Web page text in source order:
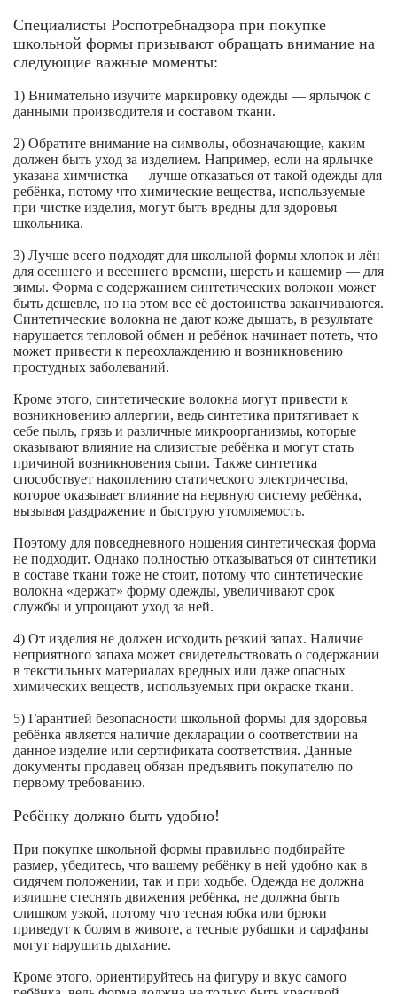
Специалисты Роспотребнадзора при покупке
школьной формы призывают обращать внимание на
следующие важные моменты:
1) Внимательно изучите маркировку одежды — ярлычок с
данными производителя и составом ткани.
2) Обратите внимание на символы, обозначающие, каким
должен быть уход за изделием. Например, если на ярлычке
указана химчистка — лучше отказаться от такой одежды для
ребёнка, потому что химические вещества, используемые
при чистке изделия, могут быть вредны для здоровья
школьника.
3) Лучше всего подходят для школьной формы хлопок и лён
для осеннего и весеннего времени, шерсть и кашемир — для
зимы. Форма с содержанием синтетических волокон может
быть дешевле, но на этом все её достоинства заканчиваются.
Синтетические волокна не дают коже дышать, в результате
нарушается тепловой обмен и ребёнок начинает потеть, что
может привести к переохлаждению и возникновению
простудных заболеваний.
Кроме этого, синтетические волокна могут привести к
возникновению аллергии, ведь синтетика притягивает к
себе пыль, грязь и различные микроорганизмы, которые
оказывают влияние на слизистые ребёнка и могут стать
причиной возникновения сыпи. Также синтетика
способствует накоплению статического электричества,
которое оказывает влияние на нервную систему ребёнка,
вызывая раздражение и быструю утомляемость.
Поэтому для повседневного ношения синтетическая форма
не подходит. Однако полностью отказываться от синтетики
в составе ткани тоже не стоит, потому что синтетические
волокна «держат» форму одежды, увеличивают срок
службы и упрощают уход за ней.
4) От изделия не должен исходить резкий запах. Наличие
неприятного запаха может свидетельствовать о содержании
в текстильных материалах вредных или даже опасных
химических веществ, используемых при окраске ткани.
5) Гарантией безопасности школьной формы для здоровья
ребёнка является наличие декларации о соответствии на
данное изделие или сертификата соответствия. Данные
документы продавец обязан предъявить покупателю по
первому требованию.
Ребёнку должно быть удобно!
При покупке школьной формы правильно подбирайте
размер, убедитесь, что вашему ребёнку в ней удобно как в
сидячем положении, так и при ходьбе. Одежда не должна
излишне стеснять движения ребёнка, не должна быть
слишком узкой, потому что тесная юбка или брюки
приведут к болям в животе, а тесные рубашки и сарафаны
могут нарушить дыхание.
Кроме этого, ориентируйтесь на фигуру и вкус самого